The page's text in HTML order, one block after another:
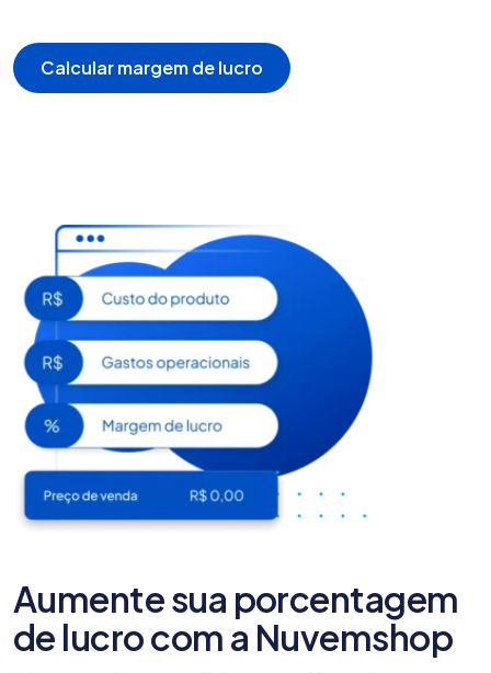
Calcular margem de lucro
Aumente sua porcentagem
de lucro com a Nuvemshop